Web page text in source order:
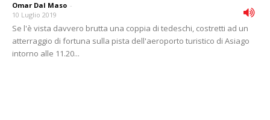
Omar Dal Maso -
10 Luglio 2019
Se l'è vista davvero brutta una coppia di tedeschi, costretti ad un
atterraggio di fortuna sulla pista dell'aeroporto turistico di Asiago
intorno alle 11.20...